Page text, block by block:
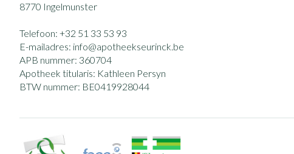
8770 Ingelmunster
Telefoon: +32 51 33 53 93
E-mailadres: info@apotheekseurinck.be
APB nummer: 360704
Apotheek titularis: Kathleen Persyn
BTW nummer: BE0419928044